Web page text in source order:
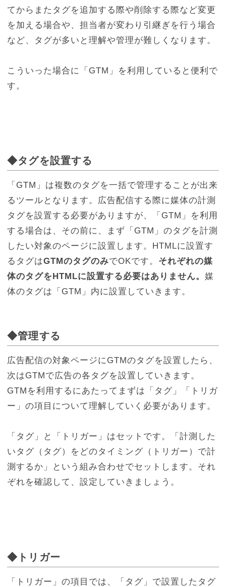
てからまたタグを追加する際や削除する際など変更
を加える場合や、担当者が変わり引継ぎを行う場合
など、タグが多いと理解や管理が難しくなります。
こういった場合に「GTM」を利用していると便利で
す。
◆タグを設置する
「GTM」は複数のタグを一括で管理することが出来
るツールとなります。広告配信する際に媒体の計測
タグを設置する必要がありますが、「GTM」を利用
する場合は、その前に、まず「GTM」のタグを計測
したい対象のページに設置します。HTMLに設置す
るタグはGTMのタグのみでOKです。 それぞれの媒
体のタグをHTMLに設置する必要はありません。媒
体のタグは「GTM」内に設置していきます。
◆管理する
広告配信の対象ページにGTMのタグを設置したら、
次はGTMで広告の各タグを設置していきます。
GTMを利用するにあたってまずは「タグ」「トリガ
ー」の項目について理解していく必要があります。
「タグ」と「トリガー」はセットです。「計測した
いタグ（タグ）をどのタイミング（トリガー）で計
測するか」という組み合わせでセットします。それ
ぞれを確認して、設定していきましょう。
◆トリガー
「トリガー」の項目では、「タグ」で設置したタグ